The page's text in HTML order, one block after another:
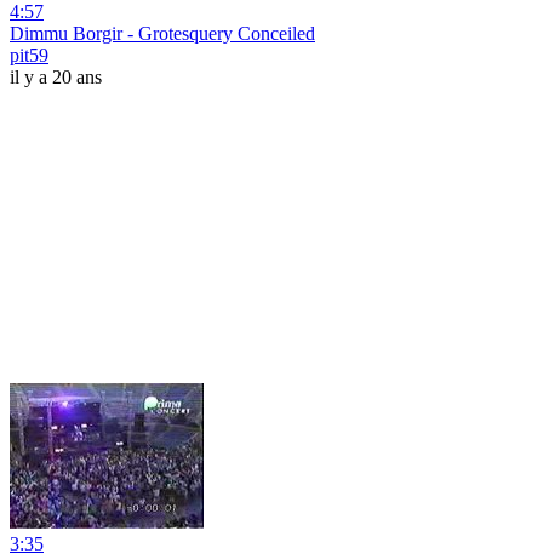
4:57
Dimmu Borgir - Grotesquery Conceiled
pit59
il y a 20 ans
3:35